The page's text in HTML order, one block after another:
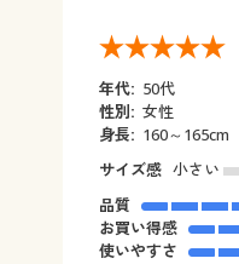
年代: 50代
性別: 女性
身長: 160～165cm
サイズ感 小さい
品質
お買い得感
使いやすさ